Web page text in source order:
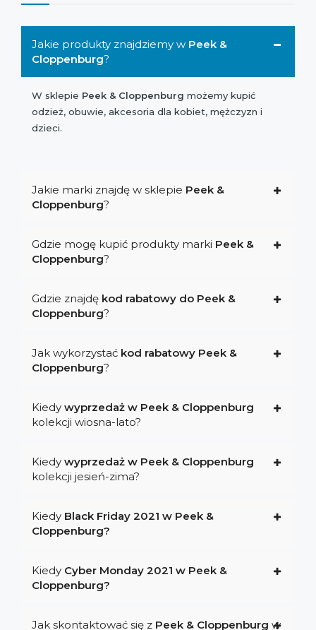
Jakie produkty znajdziemy w Peek &
Cloppenburg?
W sklepie Peek & Cloppenburg możemy kupić
odzież, obuwie, akcesoria dla kobiet, mężczyzn i
dzieci.
Jakie marki znajdę w sklepie Peek &
Cloppenburg?
Gdzie mogę kupić produkty marki Peek &
Cloppenburg?
Gdzie znajdę kod rabatowy do Peek &
Cloppenburg?
Jak wykorzystać kod rabatowy Peek &
Cloppenburg?
Kiedy wyprzedaż w Peek & Cloppenburg
kolekcji wiosna-lato?
Kiedy wyprzedaż w Peek & Cloppenburg
kolekcji jesień-zima?
Kiedy Black Friday 2021 w Peek &
Cloppenburg?
Kiedy Cyber Monday 2021 w Peek &
Cloppenburg?
Jak skontaktować się z Peek & Cloppenburg w